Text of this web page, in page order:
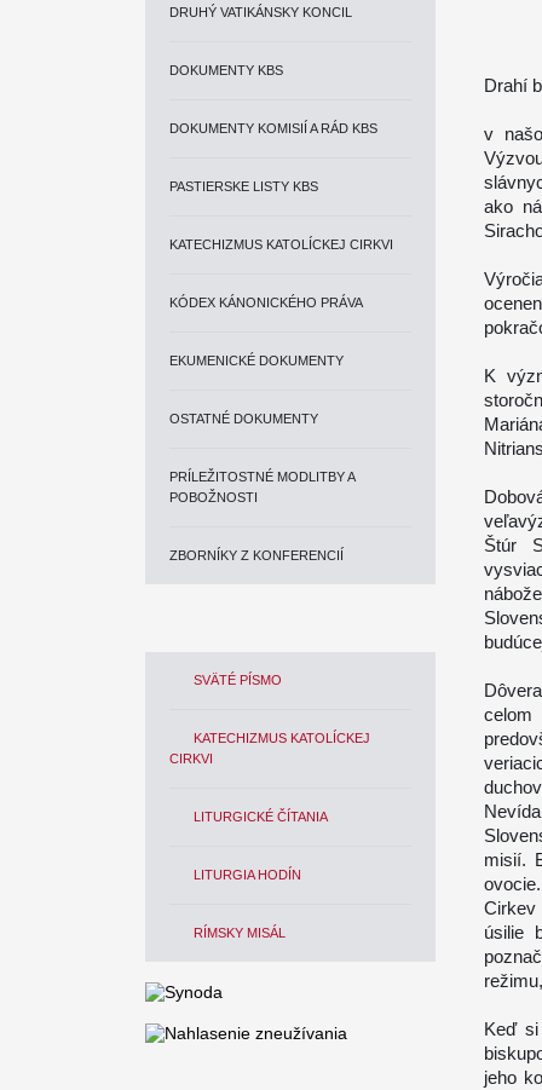
DRUHÝ VATIKÁNSKY KONCIL
DOKUMENTY KBS
DOKUMENTY KOMISIÍ A RÁD KBS
PASTIERSKE LISTY KBS
KATECHIZMUS KATOLÍCKEJ CIRKVI
KÓDEX KÁNONICKÉHO PRÁVA
EKUMENICKÉ DOKUMENTY
OSTATNÉ DOKUMENTY
PRÍLEŽITOSTNÉ MODLITBY A
POBOŽNOSTI
ZBORNÍKY Z KONFERENCIÍ
SVÄTÉ PÍSMO
KATECHIZMUS KATOLÍCKEJ
CIRKVI
LITURGICKÉ ČÍTANIA
LITURGIA HODÍN
RÍMSKY MISÁL
Drahí
v
ako
K
Štúr
misií.
Cirkev
úsilie
Keď
jeho